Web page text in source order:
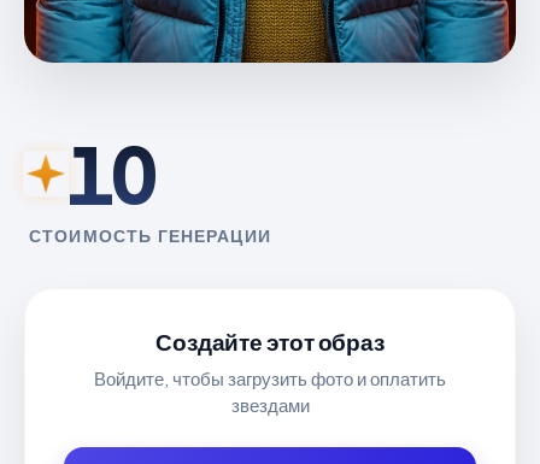
10
СТОИМОСТЬ ГЕНЕРАЦИИ
Создайте этот образ
Войдите, чтобы загрузить фото и оплатить
звездами